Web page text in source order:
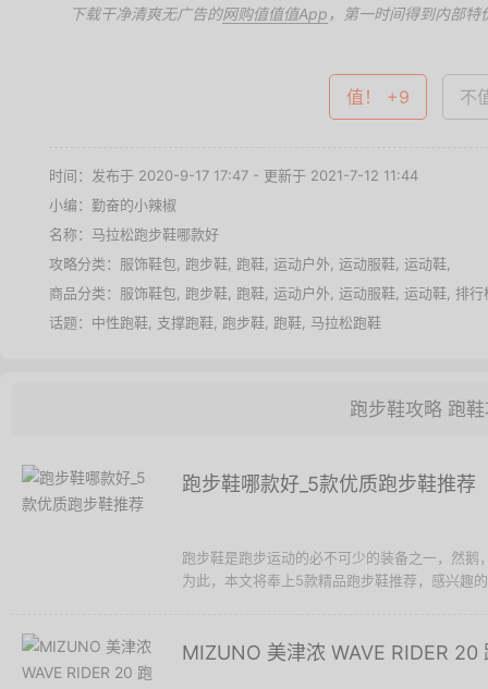
下载干净清爽无广告的网购值值值App ，第一时间得到内部特
值！ +9 不
时间：发布于 2020-9-17 17:47 - 更新于 2021-7-12 11:44
小编：勤奋的小辣椒
名称： 马拉松跑步鞋哪款好
攻略分类： 服饰鞋包 跑步鞋 跑鞋 运动户外 运动服鞋 运动鞋
商品分类： 服饰鞋包 跑步鞋 跑鞋 运动户外 运动服鞋 运动鞋 排行
话题： 中性跑鞋 支撑跑鞋 跑步鞋 跑鞋 马拉松跑鞋
跑步鞋攻略 跑
跑步鞋哪款好_5款优质跑步鞋推荐
跑步鞋是跑步运动的必不可少的装备之一，然
为此，本文将奉上5款精品跑步鞋推荐，感兴趣
MIZUNO 美津浓 WAVE RIDER 20